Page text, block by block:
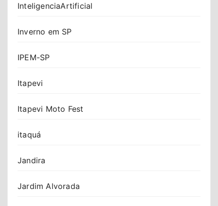
InteligenciaArtificial
Inverno em SP
IPEM-SP
Itapevi
Itapevi Moto Fest
itaquá
Jandira
Jardim Alvorada